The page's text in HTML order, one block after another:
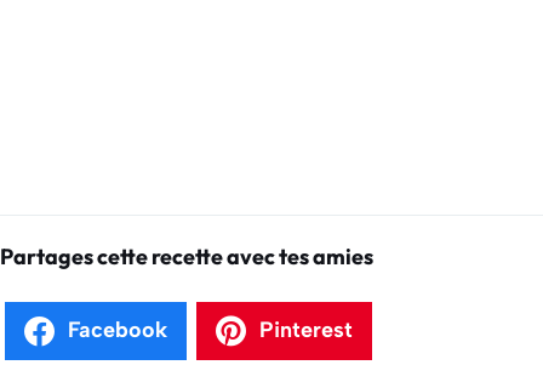
Partages cette recette avec tes amies
Facebook Pinterest